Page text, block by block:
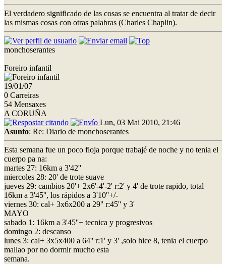
El verdadero significado de las cosas se encuentra al tratar de decir
las mismas cosas con otras palabras (Charles Chaplin).
monchoserantes
Foreiro infantil
19/01/07
0 Carreiras
54 Mensaxes
A CORUÑA
Lun, 03 Mai 2010, 21:46
Asunto: Re: Diario de monchoserantes
Esta semana fue un poco floja porque trabajé de noche y no tenia el
cuerpo pa na:
martes 27: 16km a 3'42''
miercoles 28: 20' de trote suave
jueves 29: cambios 20'+ 2x6'-4'-2' r:2' y 4' de trote rapido, total
16km a 3'45'', los rápidos a 3'10''+/-
viernes 30: cal+ 3x6x200 a 29'' r:45'' y 3'
MAYO
sabado 1: 16km a 3'45''+ tecnica y progresivos
domingo 2: descanso
lunes 3: cal+ 3x5x400 a 64'' r:1' y 3' ,solo hice 8, tenia el cuerpo
mallao por no dormir mucho esta
semana.